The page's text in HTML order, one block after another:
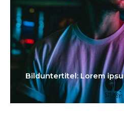
Bilduntertitel: Lorem